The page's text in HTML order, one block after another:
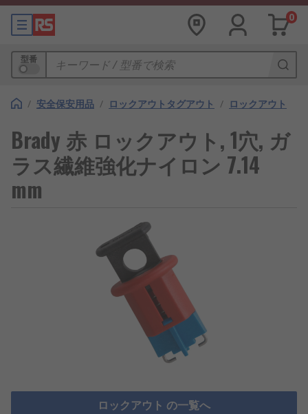
0
型番
/ 安全保安用品 / ロックアウトタグアウト / ロックアウト
Brady 赤 ロックアウト, 1穴, ガ
ラス繊維強化ナイロン 7.14
mm
ロックアウト の一覧へ